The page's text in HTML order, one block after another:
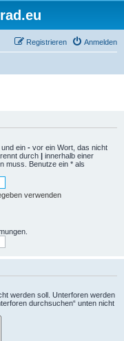
Anmelden
Registrieren
ein - vor ein Wort, das nicht
durch | innerhalb einer
muss. Benutze ein * als
verwenden
werden soll. Unterforen werden
durchsuchen“ unten nicht